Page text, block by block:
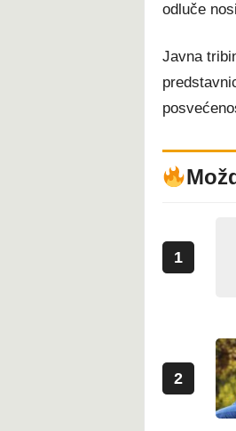
odluče
Javna
1
2